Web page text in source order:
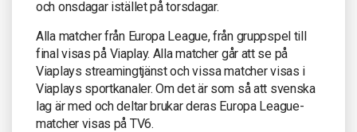
och onsdagar istället på torsdagar.
Alla matcher från Europa League, från gruppspel till
final visas på Viaplay. Alla matcher går att se på
Viaplays streamingtjänst och vissa matcher visas i
Viaplays sportkanaler. Om det är som så att svenska
lag är med och deltar brukar deras Europa League-
matcher visas på TV6.